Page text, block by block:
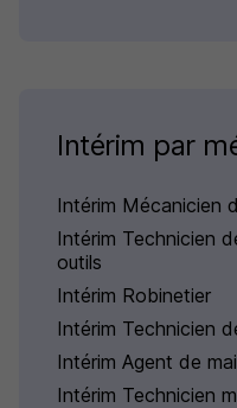
Intérim par
Intérim Mécanicien
Intérim Technicien
outils
Intérim Robinetier
Intérim Technicien
Intérim Agent de
Intérim Technicien